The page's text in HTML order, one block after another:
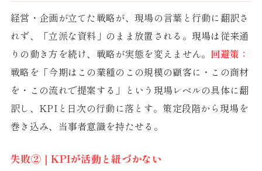
経営・企画が立てた戦略が、現場の言葉と行動に翻訳さ
れず、「立派な資料」のまま放置される。現場は従来通
りの動き方を続け、戦略が実態を変えません。 回避策：
戦略を「今期はこの業種のこの規模の顧客に・この商材
を・この流れで提案する」という現場レベルの具体に翻
訳し、KPIと日次の行動に落とす。策定段階から現場を
巻き込み、当事者意識を持たせる。
失敗②｜KPIが活動と紐づかない